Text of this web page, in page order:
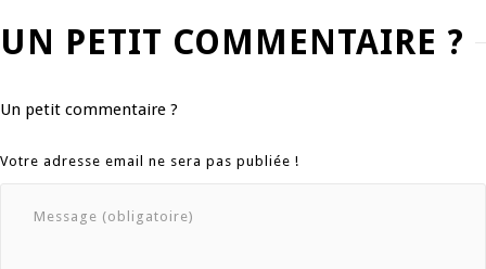
UN PETIT COMMENTAIRE ?
Un petit commentaire ?
Votre adresse email ne sera pas publiée !